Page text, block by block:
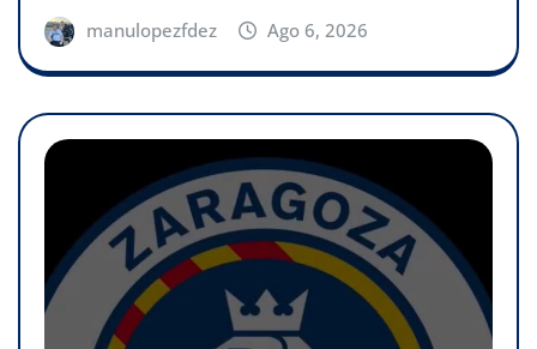
manulopezfdez Ago 6, 2026